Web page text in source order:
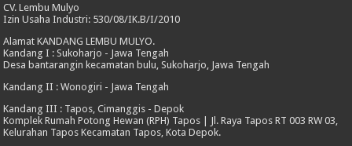
CV. Lembu Mulyo
Izin Usaha Industri: 530/08/IK.B/I/2010
Alamat KANDANG LEMBU MULYO.
Kandang I : Sukoharjo - Jawa Tengah
Desa bantarangin kecamatan bulu, Sukoharjo, Jawa Tengah
Kandang II : Wonogiri - Jawa Tengah
Kandang III : Tapos, Cimanggis - Depok
Komplek Rumah Potong Hewan (RPH) Tapos | Jl. Raya Tapos RT 003 RW 03,
Kelurahan Tapos Kecamatan Tapos, Kota Depok.